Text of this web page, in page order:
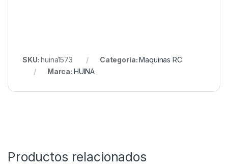
SKU:huina1573 Categoría:Maquinas RC
Marca: HUINA
Productos relacionados